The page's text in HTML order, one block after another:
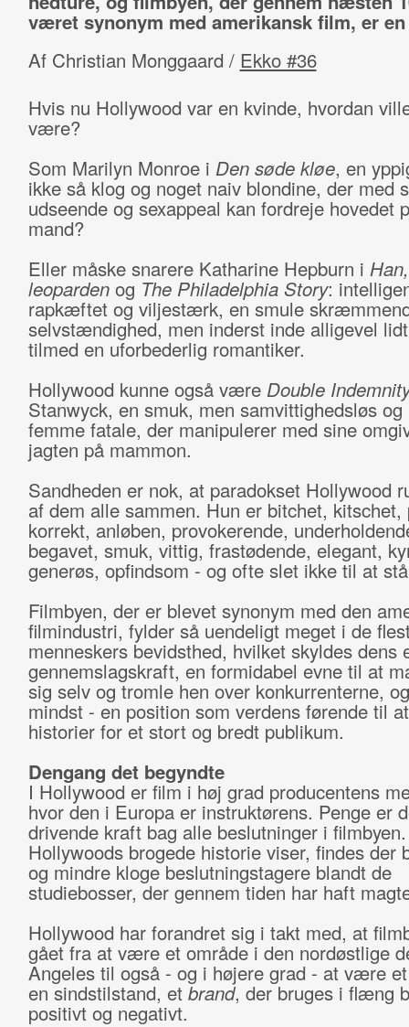
været synonym med amerikansk film, er
Af Christian Monggaard / Ekko #36
Hvis nu Hollywood var en kvinde, hvordan
være?
Som Marilyn Monroe i Den søde kløe, en
ikke så klog og noget naiv blondine, der med
udseende og sexappeal kan fordreje hovedet
mand?
Eller måske snarere Katharine Hepburn i
leopardenog The Philadelphia Story:
rapkæftet og viljestærk, en smule
selvstændighed, men inderst inde alligevel
tilmed en uforbederlig romantiker.
Hollywood kunne også være Double
Stanwyck, en smuk, men samvittighedsløs
femme fatale, der manipulerer med sine
jagten på mammon.
Sandheden er nok, at paradokset Hollywood
af dem alle sammen. Hun er bitchet, kitschet,
korrekt, anløben, provokerende,
begavet, smuk, vittig, frastødende, elegant,
generøs, opfindsom - og ofte slet ikke til at
Filmbyen, der er blevet synonym med den
film­industri, fylder så uendeligt meget i de
menneskers bevidsthed, hvilket skyldes dens
gennemslagskraft, en formidabel evne til at
sig selv og tromle hen over konkurrenterne,
mindst - en position som verdens førende til
historier for et stort og bredt publikum.
Dengang det begyndte
I Hollywood er film i høj grad producentens
hvor den i Europa er instruktørens. Penge er
drivende kraft bag alle beslutninger i
Hollywoods brogede historie viser, findes der
og mindre kloge beslutningstagere blandt de
studiebosser, der gennem tiden har haft
Hollywood har forandret sig i takt med, at
gået fra at være et område i den nordøstlige
Angeles til også - og i højere grad - at være
en sindstilstand, et brand, der bruges i flæng
positivt og negativt.